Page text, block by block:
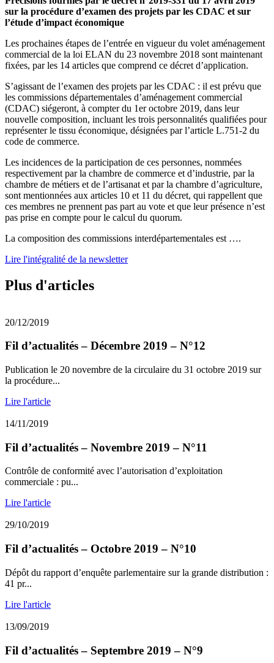
sur la procédure d’examen des projets par les CDAC et sur
l’étude d’impact économique
Les prochaines étapes de l’entrée en vigueur du volet aménagement
commercial de la loi ELAN du 23 novembre 2018 sont maintenant
fixées, par les 14 articles que comprend ce décret d’application.
S’agissant de l’examen des projets par les CDAC : il est prévu que
les commissions départementales d’aménagement commercial
(CDAC) siégeront, à compter du 1er octobre 2019, dans leur
nouvelle composition, incluant les trois personnalités qualifiées pour
représenter le tissu économique, désignées par l’article L.751-2 du
code de commerce.
Les incidences de la participation de ces personnes, nommées
respectivement par la chambre de commerce et d’industrie, par la
chambre de métiers et de l’artisanat et par la chambre d’agriculture,
sont mentionnées aux articles 10 et 11 du décret, qui rappellent que
ces membres ne prennent pas part au vote et que leur présence n’est
pas prise en compte pour le calcul du quorum.
La composition des commissions interdépartementales est ….
Lire l'intégralité de la newsletter
Plus d'articles
20/12/2019
Fil d’actualités – Décembre 2019 – N°12
Publication le 20 novembre de la circulaire du 31 octobre 2019 sur
la procédure...
Lire l'article
14/11/2019
Fil d’actualités – Novembre 2019 – N°11
Contrôle de conformité avec l’autorisation d’exploitation
commerciale : pu...
Lire l'article
29/10/2019
Fil d’actualités – Octobre 2019 – N°10
Dépôt du rapport d’enquête parlementaire sur la grande distribution :
41 pr...
Lire l'article
13/09/2019
Fil d’actualités – Septembre 2019 – N°9